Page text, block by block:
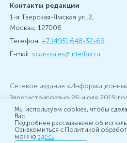
Сетевое издание
Зарегистрировано 26 июля 2019
службой по надзору в сфере
технологий и массовых
номером ЭЛ № ФС 77 - 76379
Учредитель: АО «Информационное
Контакты редакции
1-я Тверская-Ямская ул.,2,
Москва, 127006
Телефон: +7 (495) 648-32-69
E-mail: scan-sales@interfax.ru
Мы используем cookies, чтобы
Вас.
Подробнее рассказываем об
Ознакомиться с Политикой
можно здесь.